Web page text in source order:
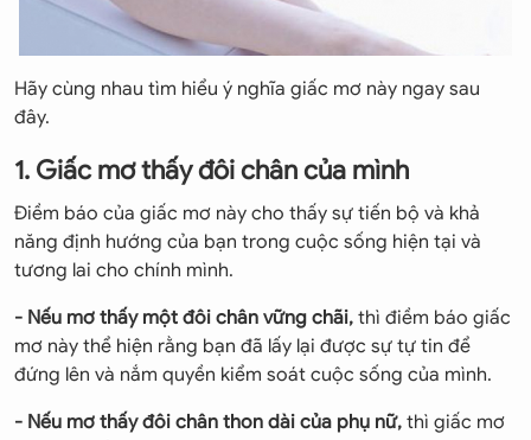
Hãy cùng nhau tìm hiểu ý nghĩa giấc mơ này ngay sau
đây.
1. Giấc mơ thấy đôi chân của mình
Điềm báo của giấc mơ này cho thấy sự tiến bộ và khả
năng định hướng của bạn trong cuộc sống hiện tại và
tương lai cho chính mình.
- Nếu mơ thấy một đôi chân vững chãi, thì điềm báo giấc
mơ này thể hiện rằng bạn đã lấy lại được sự tự tin để
đứng lên và nắm quyền kiểm soát cuộc sống của mình.
- Nếu mơ thấy đôi chân thon dài của phụ nữ, thì giấc mơ